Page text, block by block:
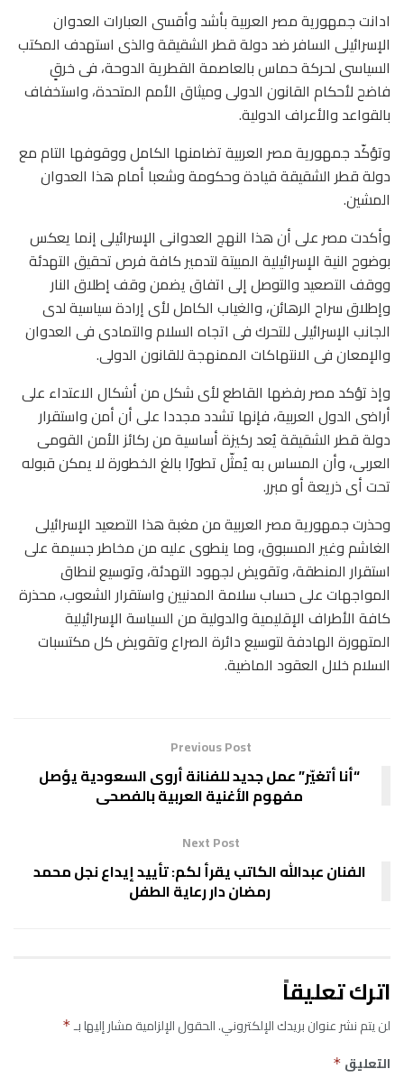
ادانت جمهورية مصر العربية بأشد وأقسى العبارات العدوان
الإسرائيلى السافر ضد دولة قطر الشقيقة والذى استهدف المكتب
السياسى لحركة حماس بالعاصمة القطرية الدوحة، فى خرقٍ
فاضح لأحكام القانون الدولى وميثاق الأمم المتحدة، واستخفاف
بالقواعد والأعراف الدولية.
وتؤكّد جمهورية مصر العربية تضامنها الكامل ووقوفها التام مع
دولة قطر الشقيقة قيادة وحكومة وشعبا أمام هذا العدوان
المشين.
وأكدت مصر على أن هذا النهج العدوانى الإسرائيلى إنما يعكس
بوضوح النية الإسرائيلية المبيتة لتدمير كافة فرص تحقيق التهدئة
ووقف التصعيد والتوصل إلى اتفاق يضمن وقف إطلاق النار
وإطلاق سراح الرهائن، والغياب الكامل لأى إرادة سياسية لدى
الجانب الإسرائيلى للتحرك فى اتجاه السلام والتمادى فى العدوان
والإمعان فى الانتهاكات الممنهجة للقانون الدولى.
وإذ تؤكد مصر رفضها القاطع لأى شكل من أشكال الاعتداء على
أراضى الدول العربية، فإنها تشدد مجددا على أن أمن واستقرار
دولة قطر الشقيقة يُعد ركيزة أساسية من ركائز الأمن القومى
العربى، وأن المساس به يُمثّل تطورًا بالغ الخطورة لا يمكن قبوله
تحت أى ذريعة أو مبرر.
وحذرت جمهورية مصر العربية من مغبة هذا التصعيد الإسرائيلى
الغاشم وغير المسبوق، وما ينطوى عليه من مخاطر جسيمة على
استقرار المنطقة، وتقويض لجهود التهدئة، وتوسيع لنطاق
المواجهات على حساب سلامة المدنيين واستقرار الشعوب، محذرة
كافة الأطراف الإقليمية والدولية من السياسة الإسرائيلية
المتهورة الهادفة لتوسيع دائرة الصراع وتقويض كل مكتسبات
السلام خلال العقود الماضية.
Previous Post
“أنا أتغيّر” عمل جديد للفنانة أروى السعودية يؤصل
مفهوم الأغنية العربية بالفصحى
Next Post
الفنان عبدالله الكاتب يقرأ لكم: تأييد إيداع نجل محمد
رمضان دار رعاية الطفل
اترك تعليقاً
لن يتم نشر عنوان بريدك الإلكتروني.الحقول الإلزامية مشار إليها بـ*
التعليق *